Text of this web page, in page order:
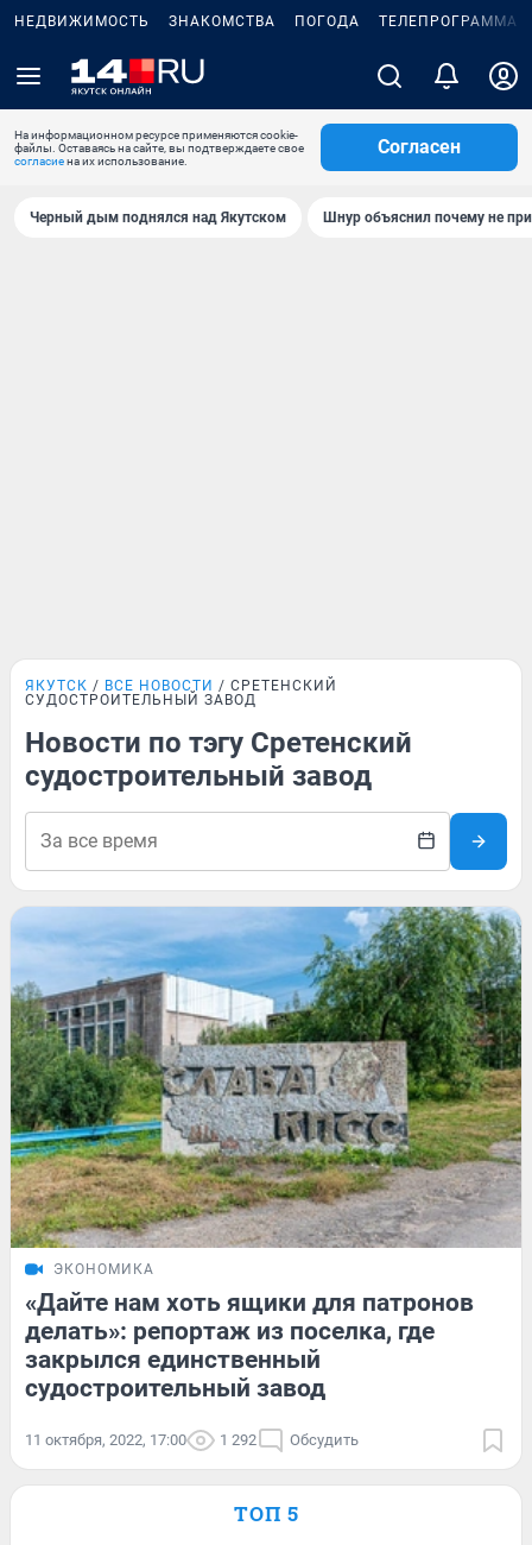
НЕДВИЖИМОСТЬ ЗНАКОМСТВА ПОГОДА ТЕЛЕПРОГРАММА
На информационном ресурсе применяются cookie-
файлы. Оставаясь на сайте, вы подтверждаете свое
согласиена их использование.
Согласен
Черный дым поднялся над Якутском Шнур объяснил почему не
ЯКУТСК ВСЕ НОВОСТИ
СРЕТЕНСКИЙ
СУДОСТРОИТЕЛЬНЫЙ ЗАВОД
Новости по тэгу Сретенский
судостроительный завод
ЭКОНОМИКА
«Дайте нам хоть ящики для патронов
делать»: репортаж из поселка, где
закрылся единственный
судостроительный завод
11 октября, 2022, 17:00 1 292 Обсудить
ТОП 5